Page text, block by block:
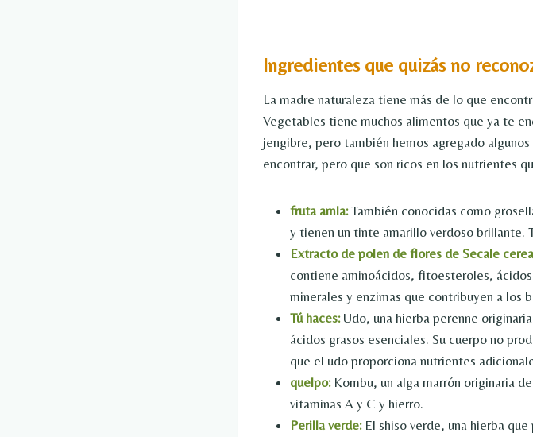
Ingredientes que quizás no
La madre naturaleza tiene más de lo que
Vegetables tiene muchos alimentos que ya te
jengibre, pero también hemos agregado
encontrar, pero que son ricos en los nutrientes
fruta amla:También conocidas como
y tienen un tinte amarillo verdoso brillante.
Extracto de polen de flores de Secale
contiene aminoácidos, fitoesteroles,
minerales y enzimas que contribuyen a los
Tú haces:Udo, una hierba perenne
ácidos grasos esenciales. Su cuerpo no
que el udo proporciona nutrientes
quelpo:Kombu, un alga marrón originaria
vitaminas A y C y hierro.
Perilla verde: El shiso verde, una hierba